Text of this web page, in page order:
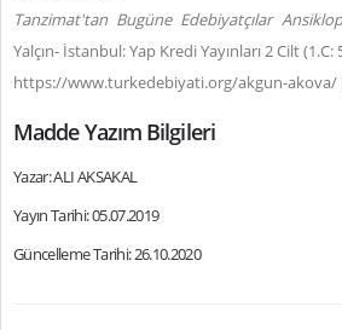
Tanzimat'tan Bugüne Edebiyatçılar
Yalçın- İstanbul: Yap Kredi Yayınları 2 Cilt (1.C:
https://www.turkedebiyati.org/akgun-akova/
Madde Yazım Bilgileri
Yazar: ALI AKSAKAL
Yayın Tarihi: 05.07.2019
Güncelleme Tarihi: 26.10.2020